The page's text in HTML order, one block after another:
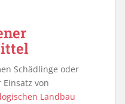
Schädlinge oder
von
Landbau